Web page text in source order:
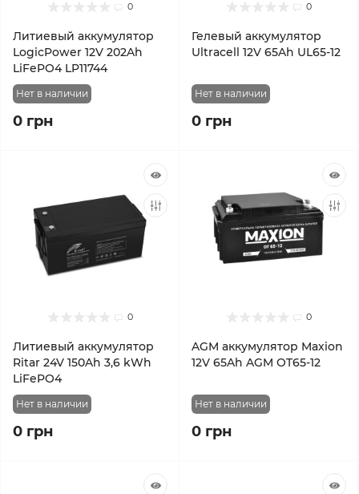
0
Литиевый аккумулятор
LogicPower 12V 202Ah
LiFePO4 LP11744
Нет в наличии
0 грн
0
Гелевый аккумулятор
Ultracell 12V 65Ah UL65-12
Нет в наличии
0 грн
0
Литиевый аккумулятор
Ritar 24V 150Ah 3,6 kWh
LiFePO4
Нет в наличии
0 грн
0
AGM аккумулятор Maxion
12V 65Ah AGM OT65-12
Нет в наличии
0 грн